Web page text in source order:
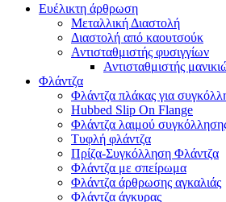
Ευέλικτη άρθρωση
Μεταλλική Διαστολή
Διαστολή από καουτσούκ
Αντισταθμιστής φυσιγγίων
Αντισταθμιστής
Φλάντζα
Φλάντζα πλάκας για
Hubbed Slip On Flange
Φλάντζα λαιμού
Τυφλή φλάντζα
Πρίζα-Συγκόλληση Φλάντζα
Φλάντζα με σπείρωμα
Φλάντζα άρθρωσης αγκαλιάς
Φλάντζα άγκυρας